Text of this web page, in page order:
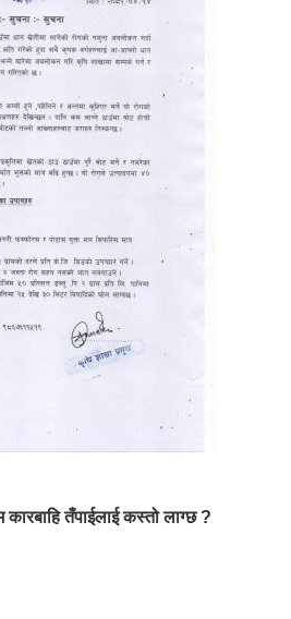
तँपाईलाई कस्तो लाग्छ ?